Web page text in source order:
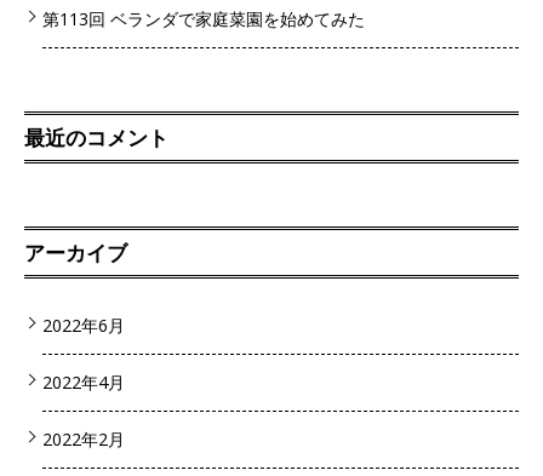
第113回 ベランダで家庭菜園を始めてみた
最近のコメント
アーカイブ
2022年6月
2022年4月
2022年2月